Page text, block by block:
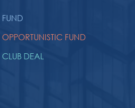
FUND
OPPORTUNISTIC FUND
CLUB DEAL